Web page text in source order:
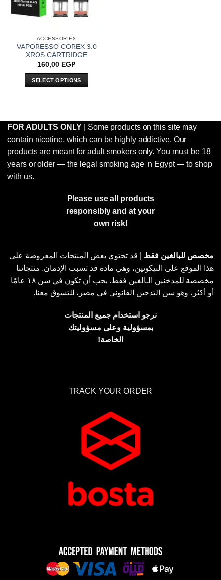
ACCESSORIES
VAPORESSO COREX 3.0
XROS CARTRIDGE
160,00 EGP
SELECT OPTIONS
multiple
The
options
may
product
FOR ADULTS ONLY | Some products on this site may
contain nicotine, which can be highly addictive. Our
products are meant for adult smokers only. You must be 18
years or older — the legal smoking age in Egypt — to shop
with us.
Please use all products
responsibly and at your
own risk!
مخصص للبالغين فقط | قد تحتوي بعض المنتجات المعروضة على
هذا الموقع على النيكوتين، وهي مادة قد تسبب الإدمان. منتجاتنا
مخصصة للمدخنين البالغين فقط. يجب أن تكون في سن ١٨ عامًا
أو أكثر، وهو سن التدخين القانوني في مصر، للتسوق معنا.
نرجو استخدام جميع المنتجات
بمسؤولية وعلى مسؤوليتك
الخاصة!
TRACK YOUR ORDER